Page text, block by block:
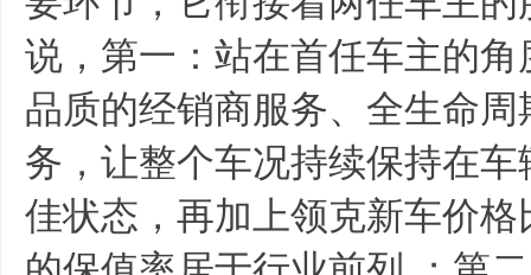
说，第一：站在首任车主的
品质的经销商服务、全生命
务，让整个车况持续保持在
佳状态，再加上领克新车价